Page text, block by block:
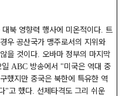
대북 영향력 행사에 미온적이다. 트
우 공산국가 맹주로서의 지위와
을 것이다. 오바마 정부의 마지막
일 ABC 방송에서 "미국은 역대 중
했지만 중국은 북한에 특유한 역
"고 했다. 선제타격도 그리 쉬운